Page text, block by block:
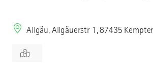
Allgäu, Allgäuerstr 1, 87435